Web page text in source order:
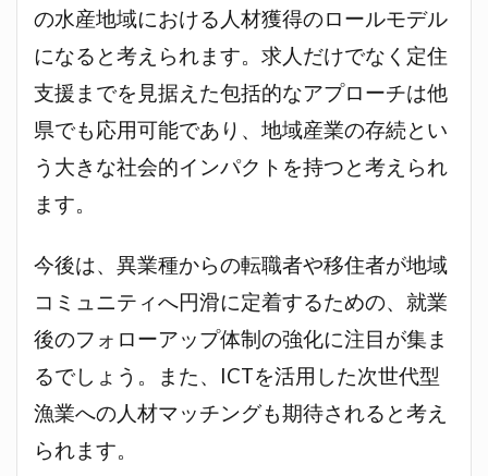
の水産地域における人材獲得のロールモデル
になると考えられます。求人だけでなく定住
支援までを見据えた包括的なアプローチは他
県でも応用可能であり、地域産業の存続とい
う大きな社会的インパクトを持つと考えられ
ます。
今後は、異業種からの転職者や移住者が地域
コミュニティへ円滑に定着するための、就業
後のフォローアップ体制の強化に注目が集ま
るでしょう。また、ICTを活用した次世代型
漁業への人材マッチングも期待されると考え
られます。